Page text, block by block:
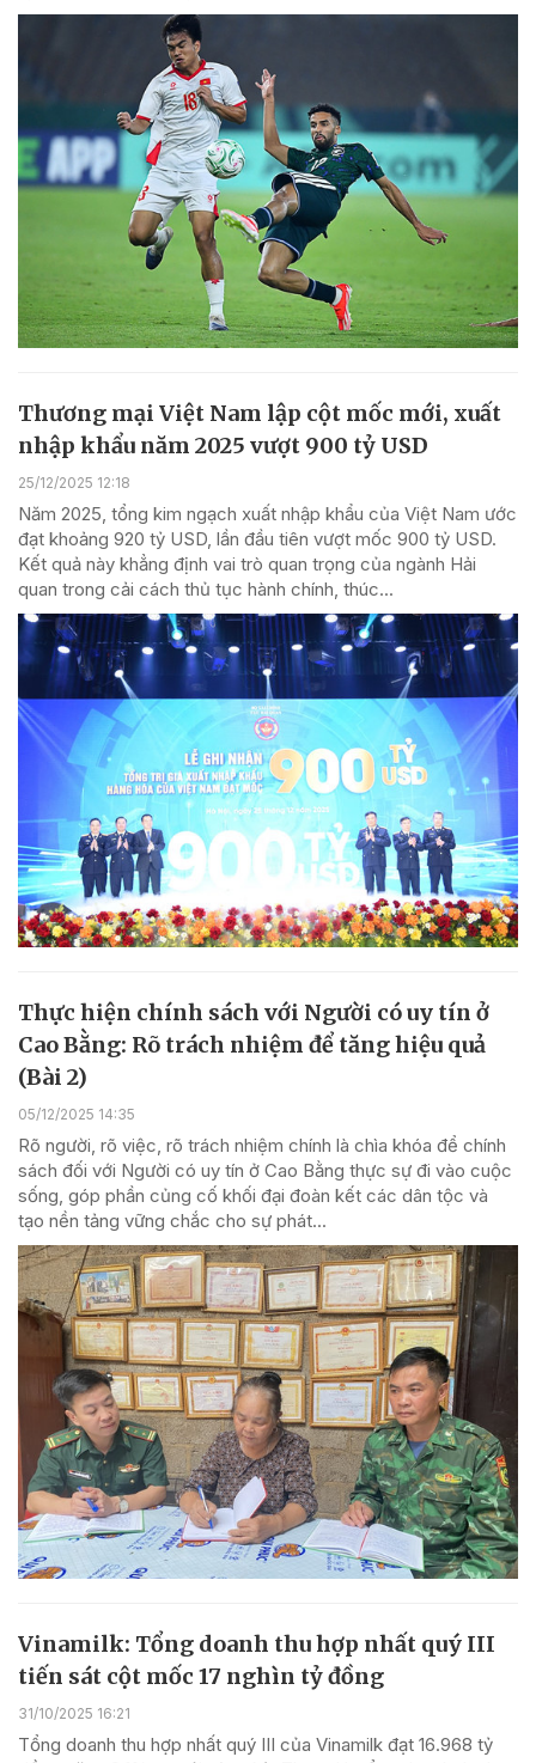
Thương mại Việt Nam lập cột mốc mới, xuất
nhập khẩu năm 2025 vượt 900 tỷ USD
25/12/2025 12:18
Năm 2025, tổng kim ngạch xuất nhập khẩu của Việt Nam ước
đạt khoảng 920 tỷ USD, lần đầu tiên vượt mốc 900 tỷ USD.
Kết quả này khẳng định vai trò quan trọng của ngành Hải
quan trong cải cách thủ tục hành chính, thúc...
Thực hiện chính sách với Người có uy tín ở
Cao Bằng: Rõ trách nhiệm để tăng hiệu quả
(Bài 2)
05/12/2025 14:35
Rõ người, rõ việc, rõ trách nhiệm chính là chìa khóa để chính
sách đối với Người có uy tín ở Cao Bằng thực sự đi vào cuộc
sống, góp phần củng cố khối đại đoàn kết các dân tộc và
tạo nền tảng vững chắc cho sự phát...
Vinamilk: Tổng doanh thu hợp nhất quý III
tiến sát cột mốc 17 nghìn tỷ đồng
31/10/2025 16:21
Tổng doanh thu hợp nhất quý III của Vinamilk đạt 16.968 tỷ